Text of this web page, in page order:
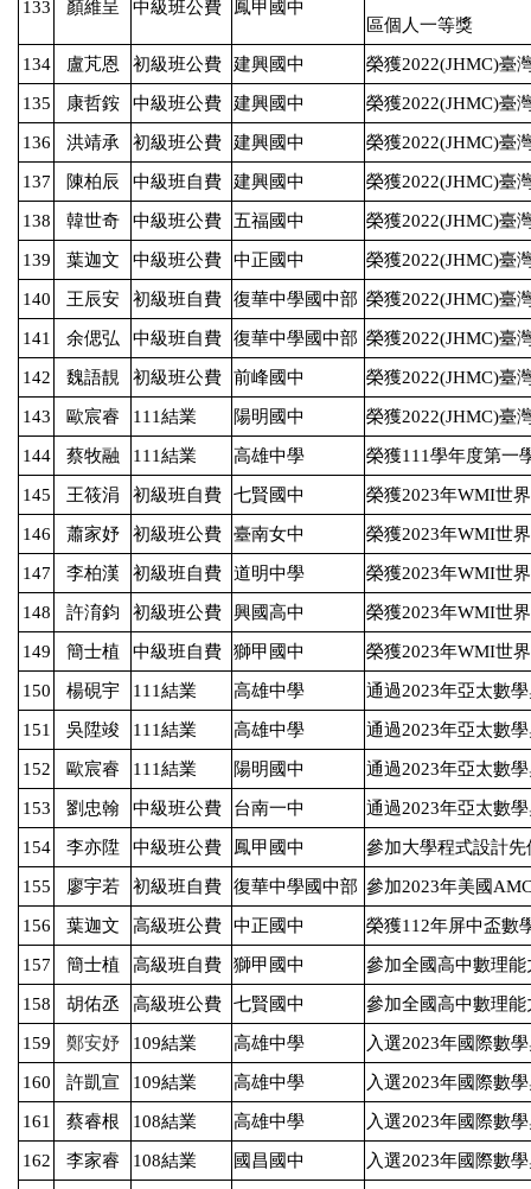
133 顏維呈 中級班公費
鳳甲國中
區個人一等獎
134 盧芃恩 初級班公費 建興國中 榮獲2022(JHMC)臺
135 康哲銨 中級班公費 建興國中 榮獲2022(JHMC)臺
136 洪靖承 初級班公費 建興國中 榮獲2022(JHMC)臺
137 陳柏辰 中級班自費 建興國中 榮獲2022(JHMC)臺
138 韓世奇 中級班公費 五福國中 榮獲2022(JHMC)臺
139 葉迦文 中級班公費 中正國中 榮獲2022(JHMC)臺
140 王辰安 初級班自費 復華中學國中部 榮獲2022(JHMC)臺
141 余偲弘 中級班自費 復華中學國中部 榮獲2022(JHMC)臺
142 魏語靚 初級班公費 前峰國中 榮獲2022(JHMC)臺
143 歐宸睿 111結業 陽明國中 榮獲2022(JHMC)臺
144 蔡牧融 111結業 高雄中學 榮獲111學年度第一
145 王筱涓 初級班自費 七賢國中 榮獲2023年WMI世
146 蕭家妤 初級班公費 臺南女中 榮獲2023年WMI世
147 李柏漢 初級班自費 道明中學 榮獲2023年WMI世
148 許淯鈞 初級班公費 興國高中 榮獲2023年WMI世
149 簡士植 中級班自費 獅甲國中 榮獲2023年WMI世
150 楊硯宇 111結業 高雄中學 通過2023年亞太數
151 吳陞竣 111結業 高雄中學 通過2023年亞太數
152 歐宸睿 111結業 陽明國中 通過2023年亞太數
153 劉忠翰 中級班公費 台南一中 通過2023年亞太數
154 李亦陞 中級班公費 鳳甲國中 參加大學程式設計
155 廖宇若 初級班自費 復華中學國中部 參加2023年美國
156 葉迦文 高級班公費 中正國中 榮獲112年屏中盃數
157 簡士植 高級班自費 獅甲國中 參加全國高中數理能
158 胡佑丞 高級班公費 七賢國中 參加全國高中數理能
159 鄭安妤 109結業 高雄中學 入選2023年國際數
160 許凱宣 109結業 高雄中學 入選2023年國際數
161 蔡睿根 108結業 高雄中學 入選2023年國際數
162 李家睿 108結業 國昌國中 入選2023年國際數